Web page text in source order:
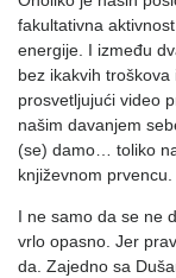
fakultativna
energije. I između
bez ikakvih
prosvetljujući video
našim davanjem
(se) damo… toliko
književnom
I ne samo da se ne
vrlo opasno. Jer
da. Zajedno sa